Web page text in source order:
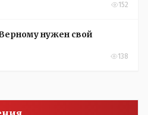
152
нужен свой
138